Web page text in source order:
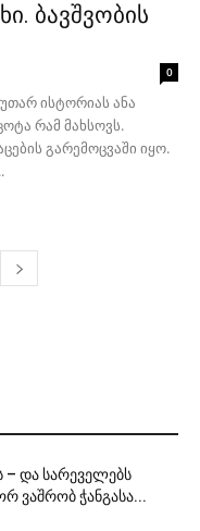
ბავშვობის
0
ისტორიას ანა
რამ მახსოვს.
გარემოცვაში იყო.
– და სარეველებს
ვაშრობ ჭანგასა...